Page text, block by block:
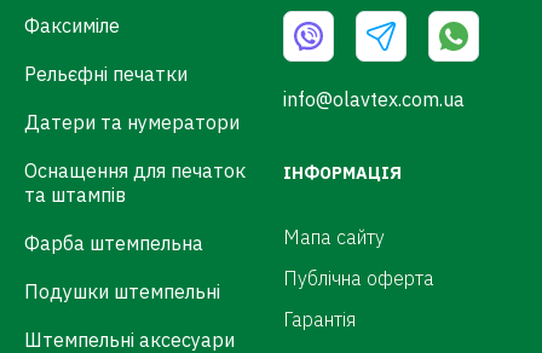
Факсиміле
Рельєфні печатки
Датери та нумератори
Оснащення для печаток
та штампів
Фарба штемпельна
Подушки штемпельні
Штемпельні аксесуари
info@olavtex.com.ua
ІНФОРМАЦІЯ
Мапа сайту
Публічна оферта
Гарантія